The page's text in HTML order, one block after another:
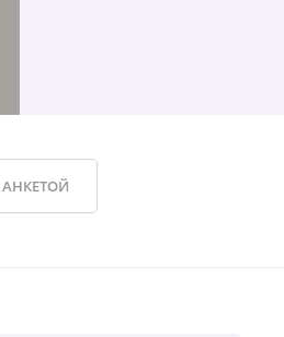
АНКЕТОЙ